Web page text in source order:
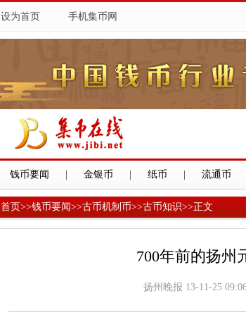
设为首页 手机集币网
钱币要闻 金银币 纸币 流通币
首页>>钱币要闻>>古币机制币>>古币知识>>正文
700年前的扬州
扬州晚报 13-11-25